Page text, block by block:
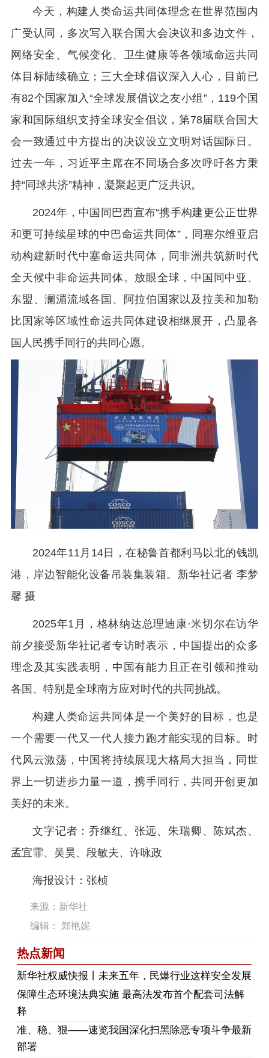
今天，构建人类命运共同体理念在世界范围内
广受认同，多次写入联合国大会决议和多边文件，
网络安全、气候变化、卫生健康等各领域命运共同
体目标陆续确立；三大全球倡议深入人心，目前已
有82个国家加入“全球发展倡议之友小组”，119个国
家和国际组织支持全球安全倡议，第78届联合国大
会一致通过中方提出的决议设立文明对话国际日。
过去一年，习近平主席在不同场合多次呼吁各方秉
持“同球共济”精神，凝聚起更广泛共识。
2024年，中国同巴西宣布“携手构建更公正世界
和更可持续星球的中巴命运共同体”，同塞尔维亚启
动构建新时代中塞命运共同体，同非洲共筑新时代
全天候中非命运共同体。放眼全球，中国同中亚、
东盟、澜湄流域各国、阿拉伯国家以及拉美和加勒
比国家等区域性命运共同体建设相继展开，凸显各
国人民携手同行的共同心愿。
2024年11月14日，在秘鲁首都利马以北的钱凯
港，岸边智能化设备吊装集装箱。新华社记者 李梦
馨 摄
2025年1月，格林纳达总理迪康·米切尔在访华
前夕接受新华社记者专访时表示，中国提出的众多
理念及其实践表明，中国有能力且正在引领和推动
各国、特别是全球南方应对时代的共同挑战。
构建人类命运共同体是一个美好的目标，也是
一个需要一代又一代人接力跑才能实现的目标。时
代风云激荡，中国将持续展现大格局大担当，同世
界上一切进步力量一道，携手同行，共同开创更加
美好的未来。
文字记者：乔继红、张远、朱瑞卿、陈斌杰、
孟宜霏、吴昊、段敏夫、许咏政
海报设计：张桢
来源：新华社
编辑： 郑艳妮
热点新闻
​新华社权威快报丨未来五年，民爆行业这样安全发展
保障生态环境法典实施 最高法发布首个配套司法解
释
​准、稳、狠——速览我国深化扫黑除恶专项斗争最新
部署